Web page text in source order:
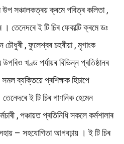
সঞ্চালকত্ৰয় ক্ৰমে পবিত্ৰ কলিতা ,
ই টি চিৰ ফেকাল্টি ক্ৰমে ডঃ
চৌধুৰী , ফুলেশ্বৰ চহৰীয়া , মৃগাংক
খণ্ড পৰ্যায়ৰ বিভিন্ন প্ৰতিষ্ঠানৰ
ব্যক্তিয়ে প্ৰশিক্ষক হিচাপে
ই টি চিৰ গাণনিক হেমেন
, পঞ্চায়ত প্ৰতিনিধি সকলে কৰ্মশালাৰ
– সহযোগিতা আগবঢ়ায় । ই টি চিৰ